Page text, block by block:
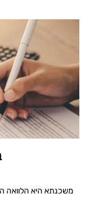
משכנתא היא הלוואה